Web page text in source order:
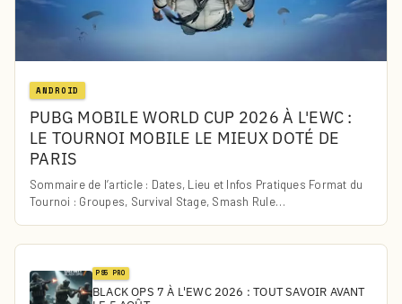
ANDROID
PUBG MOBILE WORLD CUP 2026 À L'EWC :
LE TOURNOI MOBILE LE MIEUX DOTÉ DE
PARIS
Sommaire de l’article : Dates, Lieu et Infos Pratiques Format du
Tournoi : Groupes, Survival Stage, Smash Rule…
PS5 PRO
BLACK OPS 7 À L'EWC 2026 : TOUT SAVOIR AVANT